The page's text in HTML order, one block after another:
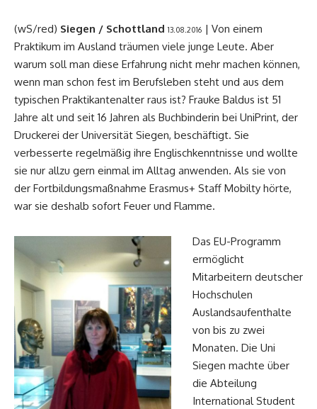
(wS/red) Siegen / Schottland 13.08.2016 | Von einem
Praktikum im Ausland träumen viele junge Leute. Aber
warum soll man diese Erfahrung nicht mehr machen können,
wenn man schon fest im Berufsleben steht und aus dem
typischen Praktikantenalter raus ist? Frauke Baldus ist 51
Jahre alt und seit 16 Jahren als Buchbinderin bei UniPrint, der
Druckerei der Universität Siegen, beschäftigt. Sie
verbesserte regelmäßig ihre Englischkenntnisse und wollte
sie nur allzu gern einmal im Alltag anwenden. Als sie von
der Fortbildungsmaßnahme Erasmus+ Staff Mobilty hörte,
war sie deshalb sofort Feuer und Flamme.
Das EU-Programm
ermöglicht
Mitarbeitern deutscher
Hochschulen
Auslandsaufenthalte
von bis zu zwei
Monaten. Die Uni
Siegen machte über
die Abteilung
International Student